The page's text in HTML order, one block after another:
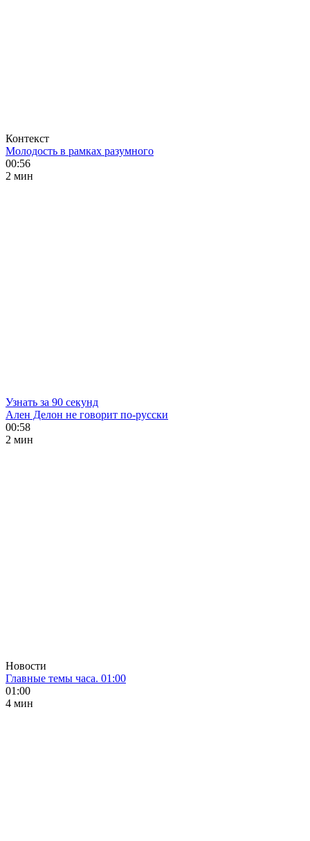
Контекст
Молодость в рамках разумного
00:56
2 мин
Узнать за 90 секунд
Ален Делон не говорит по-русски
00:58
2 мин
Новости
Главные темы часа. 01:00
01:00
4 мин